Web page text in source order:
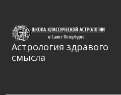
Астрология здравого
смысла